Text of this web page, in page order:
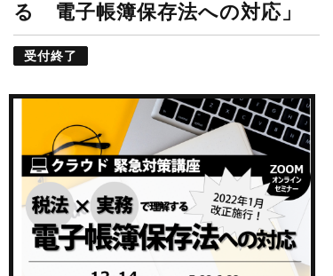
る 電子帳簿保存法への対応」
受付終了